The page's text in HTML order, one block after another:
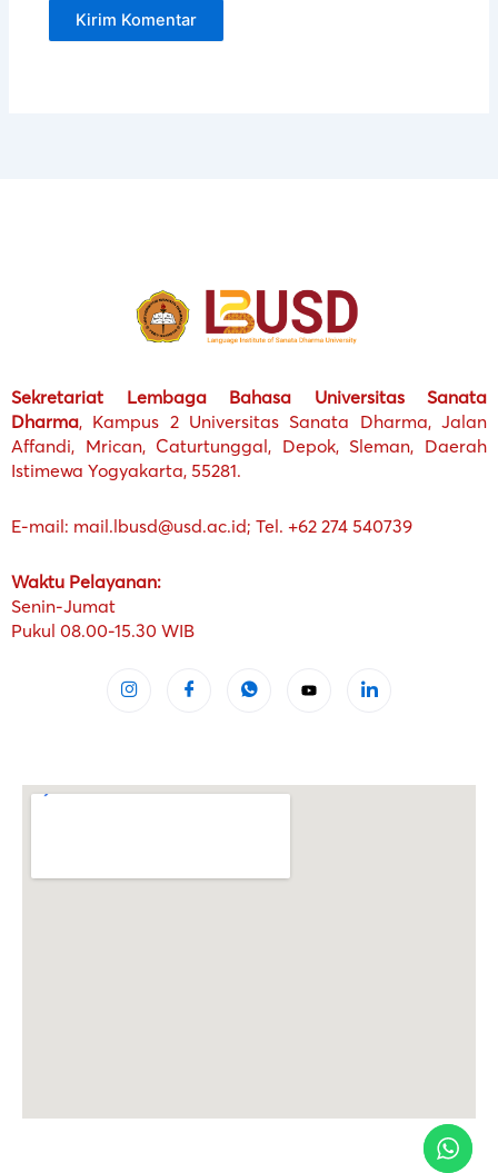
Sekretariat Lembaga Bahasa Universitas Sanata
Dharma, Kampus 2 Universitas Sanata Dharma, Jalan
Affandi, Mrican, Caturtunggal, Depok, Sleman, Daerah
Istimewa Yogyakarta, 55281.
E-mail: mail.lbusd@usd.ac.id; Tel. +62 274 540739
Waktu Pelayanan:
Senin-Jumat
Pukul 08.00-15.30 WIB